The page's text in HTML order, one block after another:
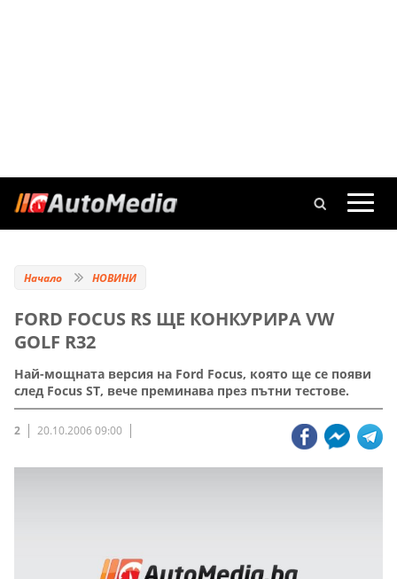
Начало НОВИНИ
FORD FOCUS RS ЩЕ КОНКУРИРА VW
GOLF R32
Най-мощната версия на Ford Focus, която ще се появи
след Focus ST, вече преминава през пътни тестове.
2 20.10.2006 09:00